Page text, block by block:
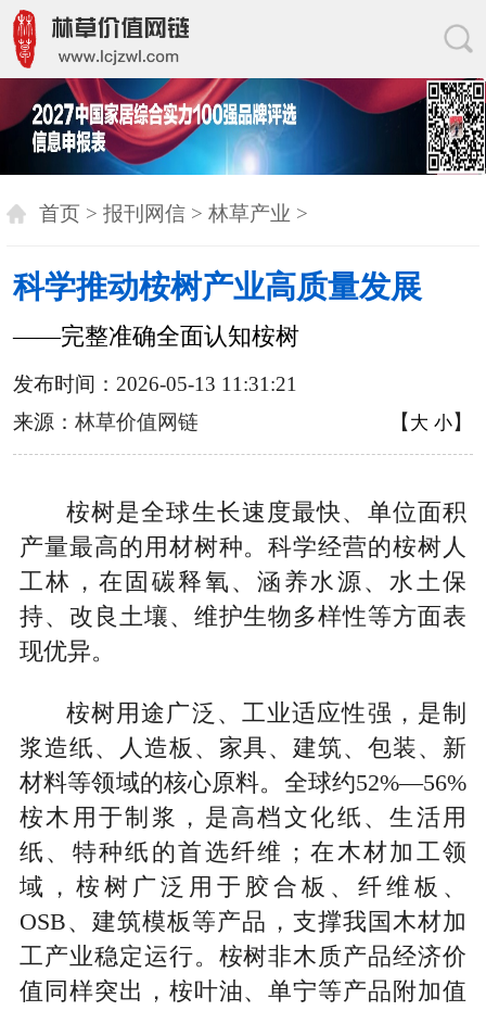
首页 > 报刊网信> 林草产业 >
科学推动桉树产业高质量发展
——完整准确全面认知桉树
发布时间：2026-05-13 11:31:21
来源： 林草价值网链 【 大 小】
桉树是全球生长速度最快、单位面积
产量最高的用材树种。科学经营的桉树人
工林，在固碳释氧、涵养水源、水土保
持、改良土壤、维护生物多样性等方面表
现优异。
桉树用途广泛、工业适应性强，是制
浆造纸、人造板、家具、建筑、包装、新
材料等领域的核心原料。全球约52%—56%
桉木用于制浆，是高档文化纸、生活用
纸、特种纸的首选纤维；在木材加工领
域，桉树广泛用于胶合板、纤维板、
OSB、建筑模板等产品，支撑我国木材加
工产业稳定运行。桉树非木质产品经济价
值同样突出，桉叶油、单宁等产品附加值